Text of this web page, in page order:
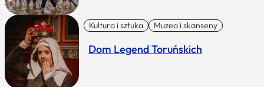
Kultura i sztuka Muzea i skanseny
Dom Legend Toruńskich